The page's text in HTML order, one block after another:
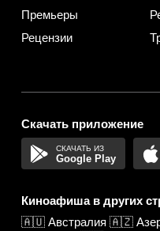
Премьеры
Рецензии
Скачать приложение
Google Play
Киноафиша в других
🇦🇺 Австралия 🇦🇿